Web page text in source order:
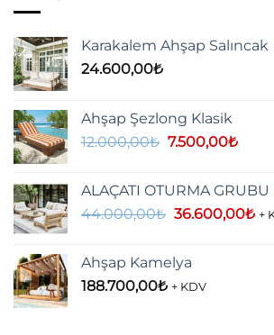
Karakalem Ahşap Salıncak
24.600,00₺
Ahşap Şezlong Klasik
12.000,00₺ Orijinal
7.500,00₺Şu
ALAÇATI OTURMA GRUBU
44.000,00₺ Orijinal
36.600,00₺Şu
+
Ahşap Kamelya
188.700,00₺ + KDV